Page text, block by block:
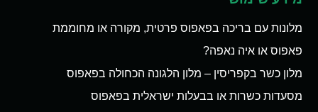
מלונות עם בריכה בפאפוס פרטית, מקורה או מחוממת
פאפוס או איה נאפה?
מלון כשר בקפריסין – מלון הלגונה הכחולה בפאפוס
מסעדות כשרות או בבעלות ישראלית בפאפוס